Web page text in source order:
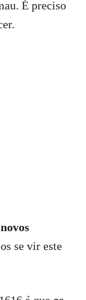
É preciso
novos
se vir este